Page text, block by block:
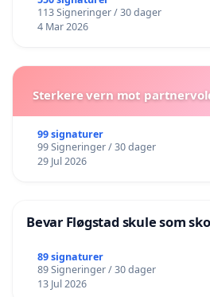
113 Signeringer / 30 dager
4 Mar 2026
Sterkere vern mot
99 signaturer
99 Signeringer / 30 dager
29 Jul 2026
Bevar Fløgstad skule som
89 signaturer
89 Signeringer / 30 dager
13 Jul 2026